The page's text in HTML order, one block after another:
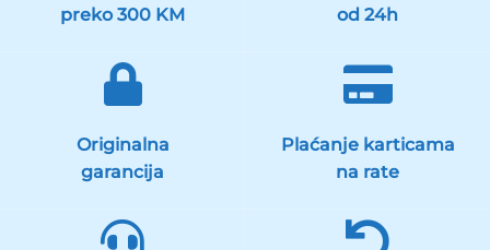
preko 300 KM
od 24h
Originalna
garancija
Plaćanje karticama
na rate